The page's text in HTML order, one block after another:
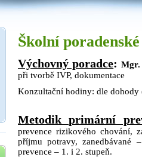
Školní
Výchovný poradce:Mgr.
při tvorbě IVP, dokumentace
Konzultační hodiny: dle dohody
Metodik primární
prevence rizikového chování,
příjmu potravy, zanedbávané
prevence – 1. i 2. stupeň.